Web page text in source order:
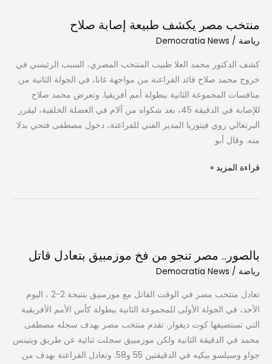
منتخب مصر يكشف طبيعة إصابة صلاح
رياضة /
Democratia News
كشف الدكتور محمد العلا طبيب المنتخب المصري، السبب الرئيسي في
خروج محمد صلاح قائد الفراعنة من مواجهة غانا، في الجولة الثانية من
منافسات المجموعة الثانية ببطولة أمم أفريقيا. وتعرض محمد صلاح
للإصابة في الدقيقة 45، بعد شكواه من آلام في العضلة الخلفية، ليقرر
البرتغالي روي فيتوريا المدير الفني للفراعنة، دخول مصطفى فتحي بدلا
منه. وقال أبو
يكشف
طبيعة
قراءة المزيد »
بالصور.. مصر تنجو من فخ موزمبيق بتعادل قاتل
رياضة /
Democratia News
تعادل منتخب مصر في الوقت القاتل مع موزمبيق بنتيجة 2-2 ، اليوم
الأحد، في الجولة الأولى للمجموعة الثانية ببطولة كأس الأمم الأفريقية
التي تستضيفها كوت ديفوار. تقدم منتخب مصر بهدف سجله مصطفى
محمد في الدقيقة الثانية ولكن موزمبيق سجلت ثنائية عن طريق ويتينس
جواو وسيلسو بيكيه في الدقيقتين 55 و58. وتعادل الفراعنة بهدف من
تنجو
من
موزمبيق
قاتل